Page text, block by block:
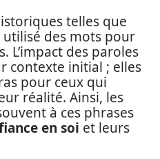
telles que
des mots pour
L’impact des paroles
contexte initial ; elles
pour ceux qui
réalité. Ainsi, les
à ces phrases
en soi et leurs